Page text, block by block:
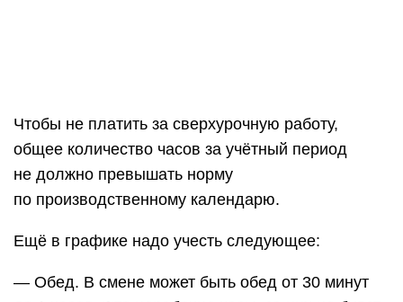
Чтобы не платить за сверхурочную работу,
общее количество часов за учётный период
не должно превышать норму
по производственному календарю.
Ещё в графике надо учесть следующее:
— Обед. В смене может быть обед от 30 минут